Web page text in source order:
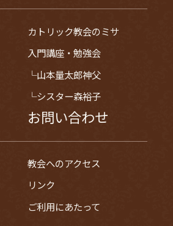
カトリック教会のミサ
入門講座・勉強会
山本量太郎神父
シスター森裕子
お問い合わせ
教会へのアクセス
リンク
ご利用にあたって